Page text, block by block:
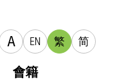
A EN 繁 简
會籍